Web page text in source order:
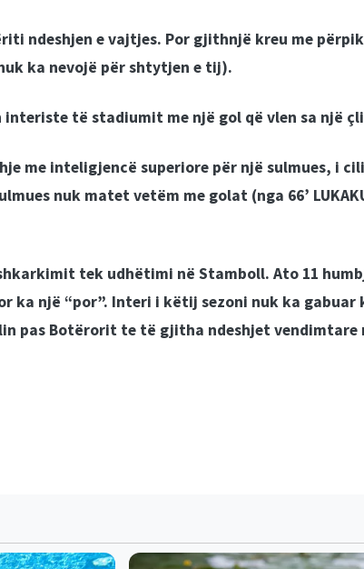
ndeshjen e vajtjes. Por gjithnjë kreu me
ka nevojë për shtytjen e tij).
interiste të stadiumit me një gol që vlen sa një
me inteligjencë superiore për një sulmues,
nuk matet vetëm me golat (nga 66’
tek udhëtimi në Stamboll. Ato 11
ka një “por”. Interi i këtij sezoni nuk ka
pas Botërorit te të gjitha ndeshjet